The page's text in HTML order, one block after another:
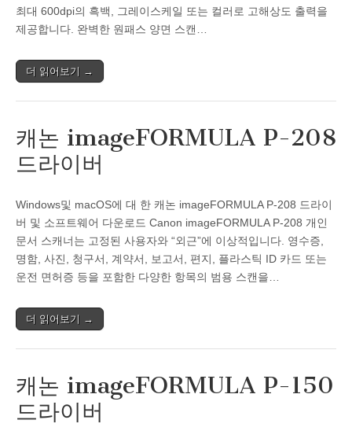
최대 600dpi의 흑백, 그레이스케일 또는 컬러로 고해상도 출력을
제공합니다. 완벽한 원패스 양면 스캔…
더 읽어보기 →
캐논 imageFORMULA P-208
드라이버
Windows및 macOS에 대 한 캐논 imageFORMULA P-208 드라이
버 및 소프트웨어 다운로드 Canon imageFORMULA P-208 개인
문서 스캐너는 고정된 사용자와 “외근”에 이상적입니다. 영수증,
명함, 사진, 청구서, 계약서, 보고서, 편지, 플라스틱 ID 카드 또는
운전 면허증 등을 포함한 다양한 항목의 범용 스캔을…
더 읽어보기 →
캐논 imageFORMULA P-150
드라이버